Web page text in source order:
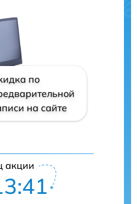
по
на сайте
акции